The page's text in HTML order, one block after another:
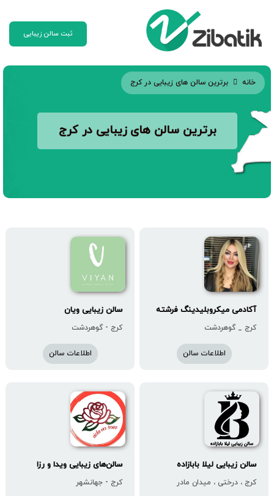
ثبت سالن زیبایی
خانه برترین سالن های زیبایی در کرج
برترین سالن های زیبایی در کرج
آکادمی میکروبلیدینگ فرشته
کرج _ گوهردشت
اطلاعات سالن
سالن زیبایی ویان
کرج - گوهردشت
اطلاعات سالن
سالن زیبایی لیلا بابازاده
کرج ، درختی ، میدان مادر
سالن‌های زیبایی ویدا و رزا
کرج - جهانشهر